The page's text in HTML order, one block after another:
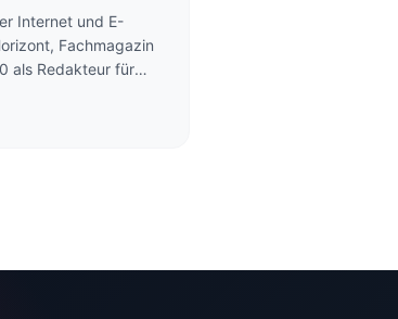
Internet und E-
Fachmagazin
als Redakteur für
und zählt